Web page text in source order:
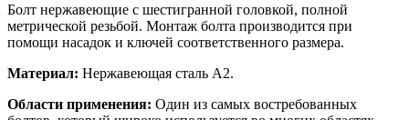
Болт нержавеющие с шестигранной головкой, полной
метрической резьбой. Монтаж болта производится при
помощи насадок и ключей соответственного размера.
Материал: Нержавеющая сталь А2.
Области применения: Один из самых востребованных